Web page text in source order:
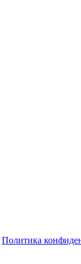
Политика